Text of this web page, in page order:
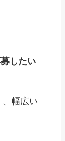
したい
幅広い